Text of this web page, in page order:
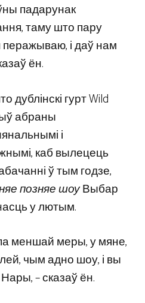
падарунак
таму што пару
перажываю, і даў нам
ён.
дублінскі гурт Wild
абраны
і
каб вылецець
ў тым годзе,
позняе шоуВыбар
у лютым.
меншай меры, у мяне,
чым адно шоу, і вы
– сказаў ён.